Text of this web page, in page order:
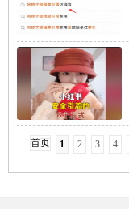
首页 1 2 3 4